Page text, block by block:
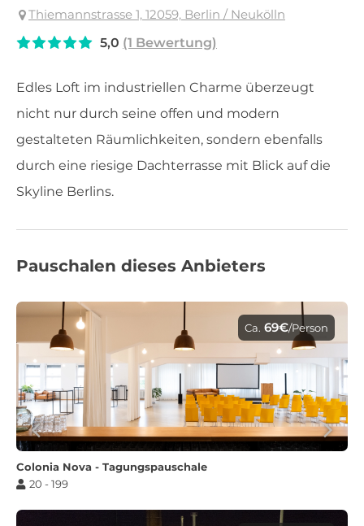
Thiemannstrasse 1, 12059, Berlin / Neukölln
5,0 (1 Bewertung)
Edles Loft im industriellen Charme überzeugt
nicht nur durch seine offen und modern
gestalteten Räumlichkeiten, sondern ebenfalls
durch eine riesige Dachterrasse mit Blick auf die
Skyline Berlins.
Pauschalen dieses Anbieters
Ca. 69€/Person
Colonia Nova - Tagungspauschale
20 - 199